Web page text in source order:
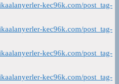
kec96k.com/post_tag-
kec96k.com/post_tag-
kec96k.com/post_tag-
kec96k.com/post_tag-